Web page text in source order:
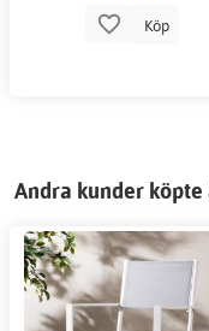
Köp
Andra kunder köpte